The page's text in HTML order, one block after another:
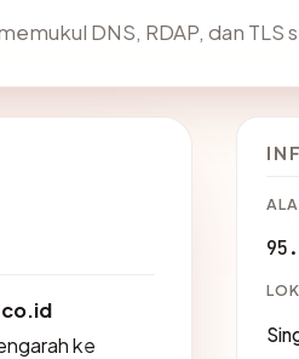
DNS, RDAP, dan TLS
ke